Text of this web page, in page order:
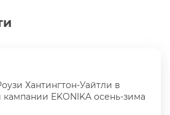
Хантингтон-Уайтли в
EKONIKA осень-зима